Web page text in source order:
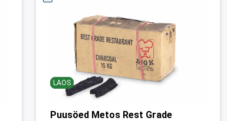
LAOS
Puusöed Metos Rest Grade